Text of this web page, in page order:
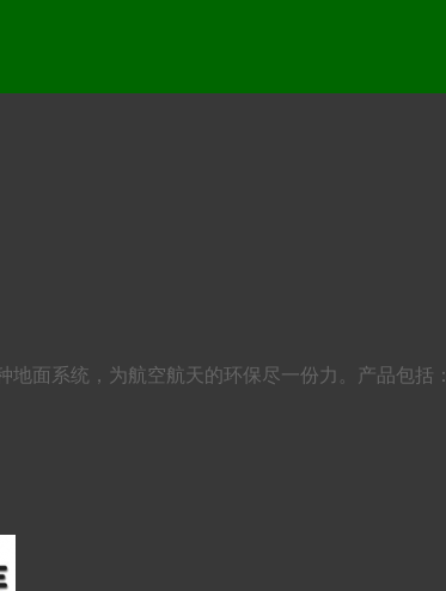
面系统，为航空航天的环保尽一份力。产品包括：